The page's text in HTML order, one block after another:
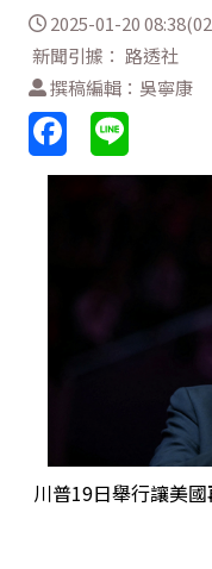
2025-01-20
新聞引據： 路透社
撰稿編輯：吳寧康
川普19日舉行讓美